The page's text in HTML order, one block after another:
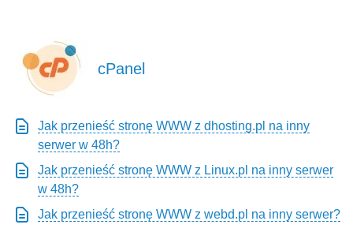
cPanel
Jak przenieść stronę WWW z dhosting.pl na inny
serwer w 48h?
Jak przenieść stronę WWW z Linux.pl na inny serwer
w 48h?
Jak przenieść stronę WWW z webd.pl na inny serwer?